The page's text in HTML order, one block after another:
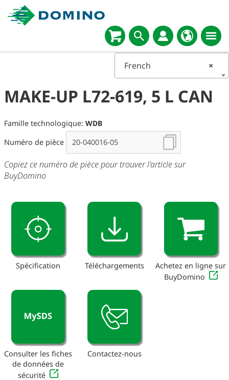
×
French
MAKE-UP L72-619, 5 L CAN
Famille technologique: WDB
Numéro de pièce
Copiez ce numéro de pièce pour trouver l'article sur
BuyDomino
Spécification Téléchargements
Achetez en ligne sur
BuyDomino
Consulter les fiches
de données de
sécurité
Contactez-nous